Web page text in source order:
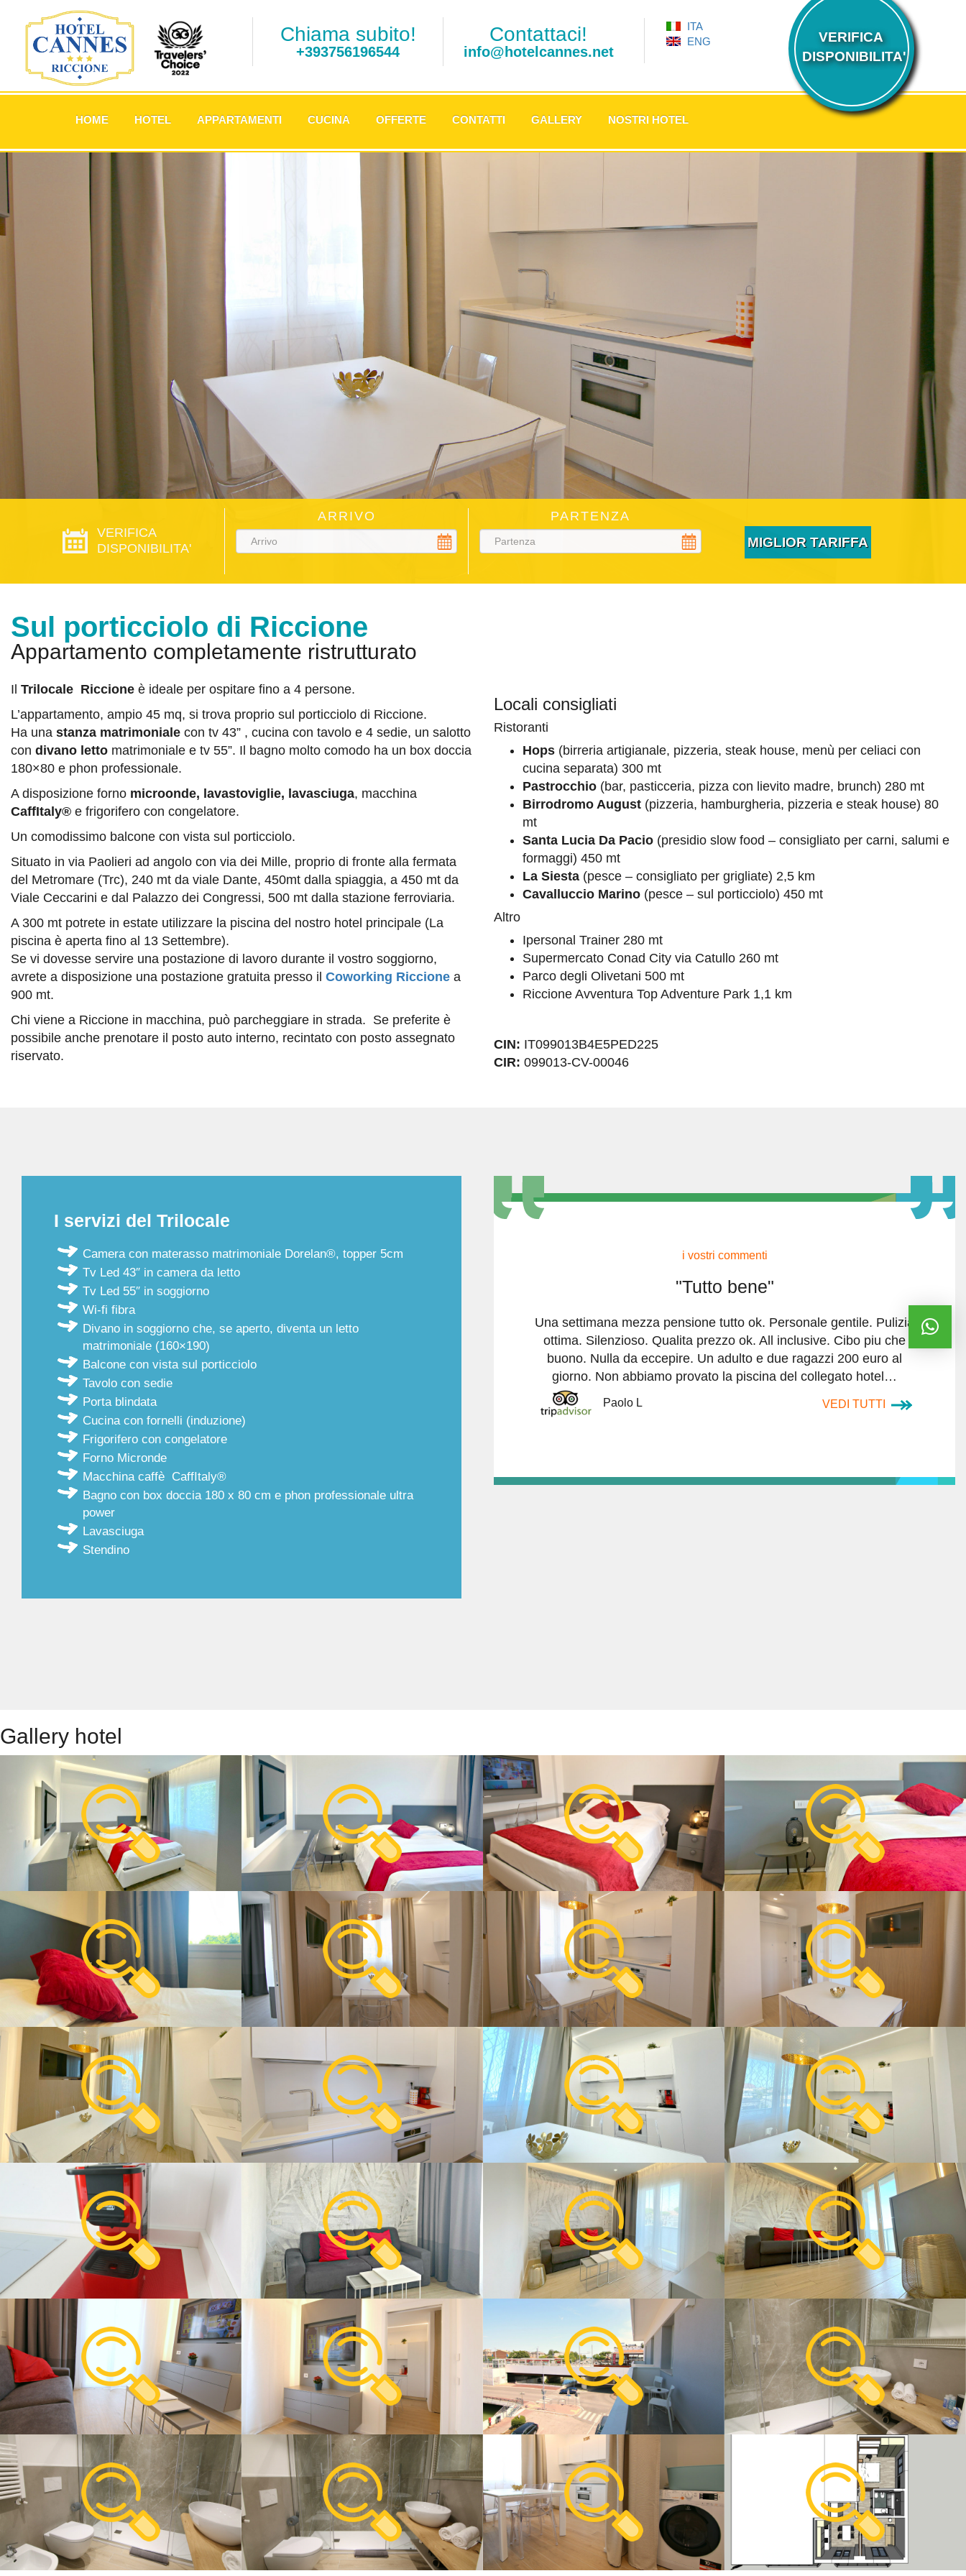
Chiama subito!
+393756196544
Contattaci!
info@hotelcannes.net
ITA
ENG
VERIFICA
DISPONIBILITA'
HOME HOTEL APPARTAMENTI CUCINA OFFERTE CONTATTI GALLERY NOSTRI HOTEL
VERIFICA
DISPONIBILITA'
ARRIVO PARTENZA
Sul porticciolo di Riccione
Appartamento completamente ristrutturato
Il Trilocale Riccione è ideale per ospitare fino a 4 persone.
L’appartamento, ampio 45 mq, si trova proprio sul porticciolo di Riccione.
Ha una stanza matrimoniale con tv 43” , cucina con tavolo e 4 sedie, un salotto
con divano letto matrimoniale e tv 55”. Il bagno molto comodo ha un box doccia
180×80 e phon professionale.
A disposizione forno microonde, lavastoviglie, lavasciuga, macchina
CaffItaly® e frigorifero con congelatore.
Un comodissimo balcone con vista sul porticciolo.
Situato in via Paolieri ad angolo con via dei Mille, proprio di fronte alla fermata
del Metromare (Trc), 240 mt da viale Dante, 450mt dalla spiaggia, a 450 mt da
Viale Ceccarini e dal Palazzo dei Congressi, 500 mt dalla stazione ferroviaria.
A 300 mt potrete in estate utilizzare la piscina del nostro hotel principale (La
piscina è aperta fino al 13 Settembre).
Se vi dovesse servire una postazione di lavoro durante il vostro soggiorno,
avrete a disposizione una postazione gratuita presso il Coworking Riccione a
900 mt.
Chi viene a Riccione in macchina, può parcheggiare in strada. Se preferite è
possibile anche prenotare il posto auto interno, recintato con posto assegnato
riservato.
Locali consigliati
Ristoranti
Hops (birreria artigianale, pizzeria, steak house, menù per celiaci con
cucina separata) 300 mt
Pastrocchio (bar, pasticceria, pizza con lievito madre, brunch) 280 mt
Birrodromo August (pizzeria, hamburgheria, pizzeria e steak house) 80
mt
Santa Lucia Da Pacio (presidio slow food – consigliato per carni, salumi e
formaggi) 450 mt
La Siesta (pesce – consigliato per grigliate) 2,5 km
Cavalluccio Marino (pesce – sul porticciolo) 450 mt
Altro
Ipersonal Trainer 280 mt
Supermercato Conad City via Catullo 260 mt
Parco degli Olivetani 500 mt
Riccione Avventura Top Adventure Park 1,1 km
CIN: IT099013B4E5PED225
CIR: 099013-CV-00046
I servizi del Trilocale
Camera con materasso matrimoniale Dorelan®, topper 5cm
Tv Led 43″ in camera da letto
Tv Led 55″ in soggiorno
Wi-fi fibra
Divano in soggiorno che, se aperto, diventa un letto
matrimoniale (160×190)
Balcone con vista sul porticciolo
Tavolo con sedie
Porta blindata
Cucina con fornelli (induzione)
Frigorifero con congelatore
Forno Micronde
Macchina caffè CaffItaly®
Bagno con box doccia 180 x 80 cm e phon professionale ultra
power
Lavasciuga
Stendino
i vostri commenti
"Tutto bene"
Una settimana mezza pensione tutto ok. Personale gentile. Pulizia
ottima. Silenzioso. Qualita prezzo ok. All inclusive. Cibo piu che
buono. Nulla da eccepire. Un adulto e due ragazzi 200 euro al
giorno. Non abbiamo provato la piscina del collegato hotel…
Paolo L VEDI TUTTI
Gallery hotel